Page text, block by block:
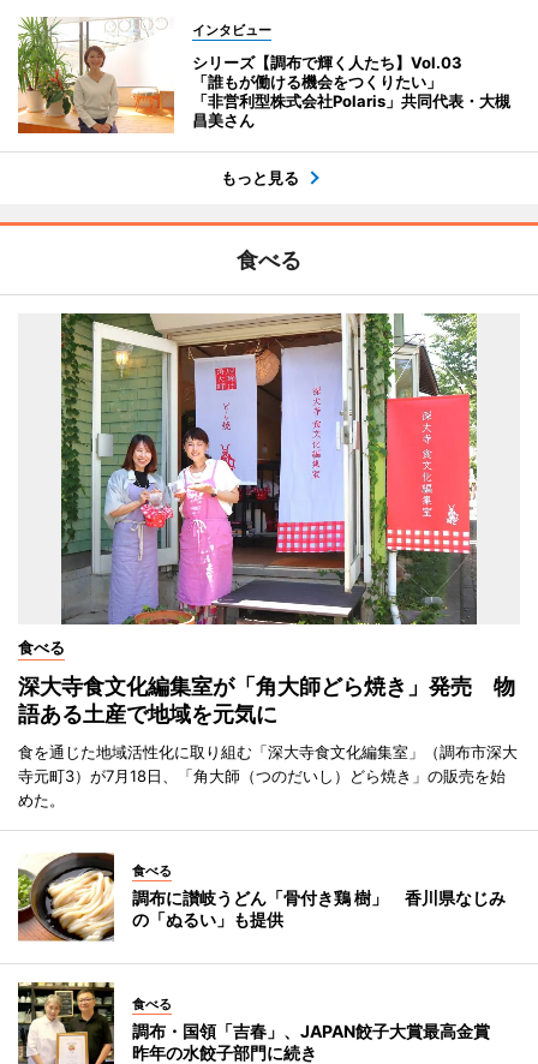
インタビュー
シリーズ【調布で輝く人たち】Vol.03
「誰もが働ける機会をつくりたい」
「非営利型株式会社Polaris」共同代表・大槻
昌美さん
もっと見る
食べる
食べる
深大寺食文化編集室が「角大師どら焼き」発売 物
語ある土産で地域を元気に
食を通じた地域活性化に取り組む「深大寺食文化編集室」（調布市深大
寺元町3）が7月18日、「角大師（つのだいし）どら焼き」の販売を始
めた。
食べる
調布に讃岐うどん「骨付き鶏 樹」 香川県なじみ
の「ぬるい」も提供
食べる
調布・国領「吉春」、JAPAN餃子大賞最高金賞
昨年の水餃子部門に続き